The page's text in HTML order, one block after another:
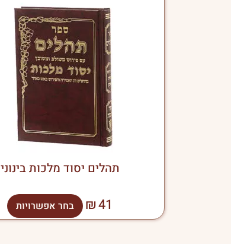
תהלים יסוד מלכות בינוני
₪41 בחר אפשרויות